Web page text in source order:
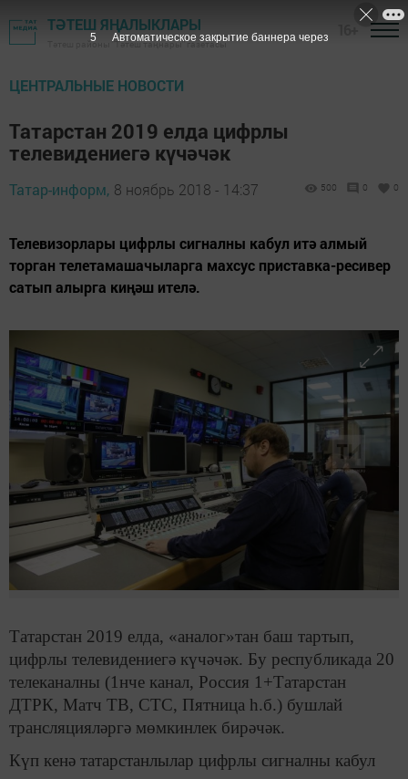
ТӘТЕШ ЯҢАЛЫКЛАРЫ
Тәтеш районы "Тәтеш таңнары" газетасы
ЦЕНТРАЛЬНЫЕ НОВОСТИ
Татарстан 2019 елда цифрлы
телевидениегә күчәчәк
Татар-информ, 8 ноябрь 2018 - 14:37 500 0 0
Телевизорлары цифрлы сигналны кабул итә алмый
торган телетамашачыларга махсус приставка-ресивер
сатып алырга киңәш ителә.
Татарстан 2019 елда, «аналог»тан баш тартып,
цифрлы телевидениегә күчәчәк. Бу республикада 20
телеканалны (1нче канал, Россия 1+Татарстан
ДТРК, Матч ТВ, СТС, Пятница һ.б.) бушлай
трансляцияләргә мөмкинлек бирәчәк.
Күп кенә татарстанлылар цифрлы сигналны кабул
5 Автоматическое закрытие баннера через